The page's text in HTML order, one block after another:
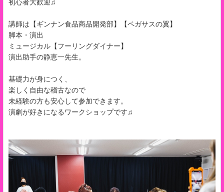
初心者大歓迎♫
講師は【ギンナン食品商品開発部】【ペガサスの翼】
脚本・演出
ミュージカル【フーリングダイナー】
演出助手の静恵一先生。
基礎力が身につく、
楽しく自由な稽古なので
未経験の方も安心して参加できます。
演劇が好きになるワークショップです♫